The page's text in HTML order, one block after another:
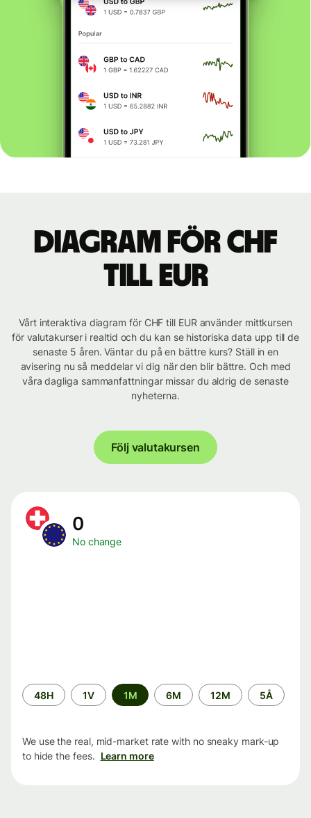
Diagram för CHF
till EUR
Vårt interaktiva diagram för CHF till EUR använder mittkursen
för valutakurser i realtid och du kan se historiska data upp till de
senaste 5 åren. Väntar du på en bättre kurs? Ställ in en
avisering nu så meddelar vi dig när den blir bättre. Och med
våra dagliga sammanfattningar missar du aldrig de senaste
nyheterna.
Följ valutakursen
0
No change
Time
period
48H 1V 1M 6M 12M 5Å
We use the real, mid-market rate with no sneaky mark-up
to hide the fees. Learn more